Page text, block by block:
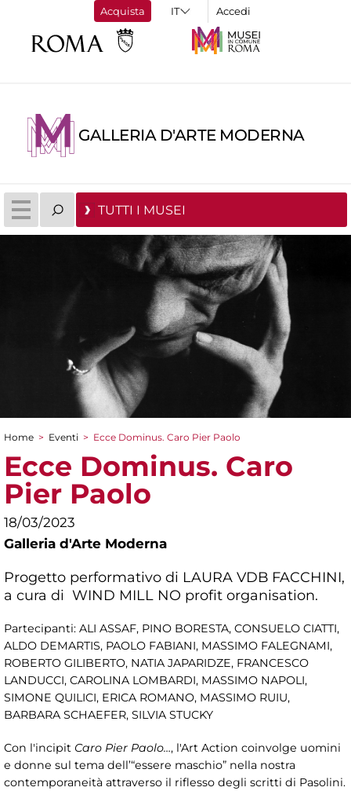
Acquista Accedi
GALLERIA D'ARTE MODERNA
TUTTI I MUSEI
Tu sei qui
Home > Eventi > Ecce Dominus. Caro Pier Paolo
Ecce Dominus. Caro
Pier Paolo
18/03/2023
Galleria d'Arte Moderna
Progetto performativo di LAURA VDB FACCHINI,
a cura di WIND MILL NO profit organisation.
Partecipanti: ALI ASSAF, PINO BORESTA, CONSUELO CIATTI,
ALDO DEMARTIS, PAOLO FABIANI, MASSIMO FALEGNAMI,
ROBERTO GILIBERTO, NATIA JAPARIDZE, FRANCESCO
LANDUCCI, CAROLINA LOMBARDI, MASSIMO NAPOLI,
SIMONE QUILICI, ERICA ROMANO, MASSIMO RUIU,
BARBARA SCHAEFER, SILVIA STUCKY
Con l'incipit Caro Pier Paolo…, l'Art Action coinvolge uomini
e donne sul tema dell’“essere maschio” nella nostra
contemporaneità attraverso il riflesso degli scritti di Pasolini.